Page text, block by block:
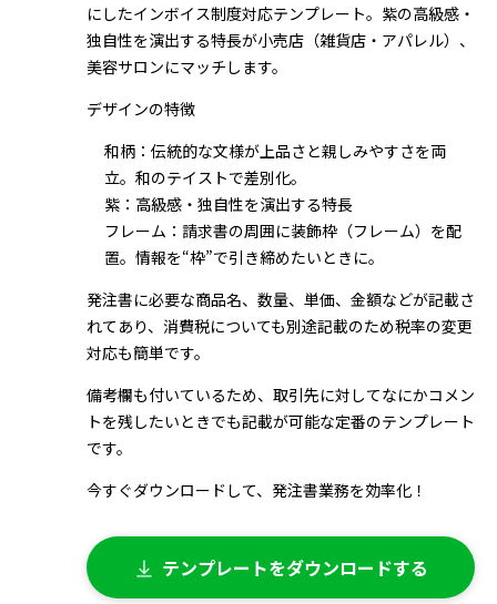
にしたインボイス制度対応テンプレート。紫の高級感・
独自性を演出する特長が小売店（雑貨店・アパレル）、
美容サロンにマッチします。
デザインの特徴
和柄：伝統的な文様が上品さと親しみやすさを両
立。和のテイストで差別化。
紫：高級感・独自性を演出する特長
フレーム：請求書の周囲に装飾枠（フレーム）を配
置。情報を“枠”で引き締めたいときに。
発注書に必要な商品名、数量、単価、金額などが記載さ
れてあり、消費税についても別途記載のため税率の変更
対応も簡単です。
備考欄も付いているため、取引先に対してなにかコメン
トを残したいときでも記載が可能な定番のテンプレート
です。
今すぐダウンロードして、発注書業務を効率化！
テンプレートをダウンロードする